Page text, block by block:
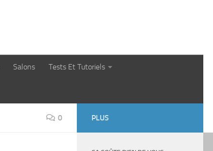
Salons Tests Et Tutoriels
0 PLUS